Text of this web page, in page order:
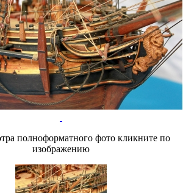
полноформатного фото кликните по
изображению